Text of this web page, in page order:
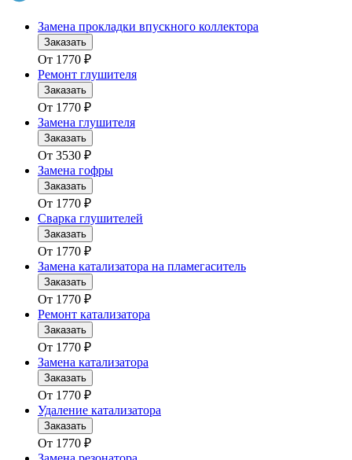
Замена прокладки впускного коллектора
Заказать
От 1770 ₽
Ремонт глушителя
Заказать
От 1770 ₽
Замена глушителя
Заказать
От 3530 ₽
Замена гофры
Заказать
От 1770 ₽
Сварка глушителей
Заказать
От 1770 ₽
Замена катализатора на пламегаситель
Заказать
От 1770 ₽
Ремонт катализатора
Заказать
От 1770 ₽
Замена катализатора
Заказать
От 1770 ₽
Удаление катализатора
Заказать
От 1770 ₽